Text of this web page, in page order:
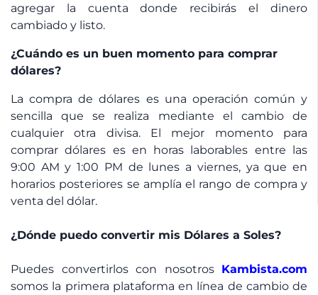
agregar la cuenta donde recibirás el dinero
cambiado y listo.
¿Cuándo es un buen momento para comprar
dólares?
La compra de dólares es una operación común y
sencilla que se realiza mediante el cambio de
cualquier otra divisa. El mejor momento para
comprar dólares es en horas laborables entre las
9:00 AM y 1:00 PM de lunes a viernes, ya que en
horarios posteriores se amplía el rango de compra y
venta del dólar.
¿Dónde puedo convertir mis Dólares a Soles?
Puedes convertirlos con nosotros Kambista.com
somos la primera plataforma en línea de cambio de